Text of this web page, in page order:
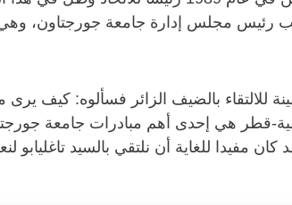
رئيس مجلس إدارة جامعة جورجتاون،
للالتقاء بالضيف الزائر فسألوه: كيف
قطر هي إحدى أهم مبادرات جامعة
مفيدا للغاية أن نلتقي بالسيد